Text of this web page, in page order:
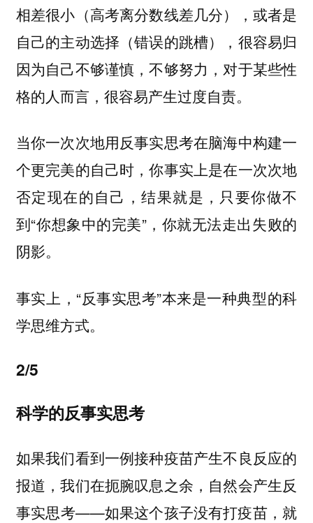
相差很小（高考离分数线差几分），或者是
自己的主动选择（错误的跳槽），很容易归
因为自己不够谨慎，不够努力，对于某些性
格的人而言，很容易产生过度自责。
当你一次次地用反事实思考在脑海中构建一
个更完美的自己时，你事实上是在一次次地
否定现在的自己 ，结果就是，只要你做不
到“你想象中的完美”，你就无法走出失败的
阴影。
事实上，“反事实思考”本来是一种典型的科
学思维方式。
2/5
科学的反事实思考
如果我们看到一例接种疫苗产生不良反应的
报道，我们在扼腕叹息之余，自然会产生反
事实思考——如果这个孩子没有打疫苗，就